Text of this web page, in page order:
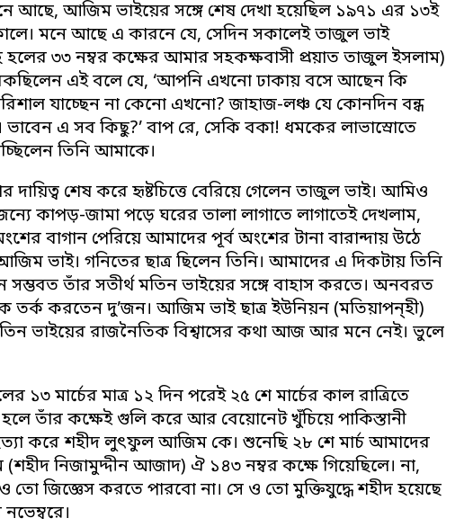
আছে, আজিম ভাইয়ের সঙ্গে শেষ দেখা হয়েছিল ১৯৭১ এর ১৩ই
মনে আছে এ কারনে যে, সেদিন সকালেই তাজুল ভাই
হলের ৩৩ নম্বর কক্ষের আমার সহকক্ষবাসী প্রয়াত তাজুল ইসলাম)
এই বলে যে, ‘আপনি এখনো ঢাকায় বসে আছেন কি
যাচ্ছেন না কেনো এখনো? জাহাজ-লঞ্চ যে কোনদিন বন্ধ
ভাবেন এ সব কিছু?’ বাপ রে, সেকি বকা! ধমকের লাভাস্রোতে
তিনি আমাকে।
দায়িত্ব শেষ করে হৃষ্টচিত্তে বেরিয়ে গেলেন তাজুল ভাই। আমিও
কাপড়-জামা পড়ে ঘরের তালা লাগাতে লাগাতেই দেখলাম,
বাগান পেরিয়ে আমাদের পূর্ব অংশের টানা বারান্দায় উঠে
ভাই। গনিতের ছাত্র ছিলেন তিনি। আমাদের এ দিকটায় তিনি
তাঁর সতীর্থ মতিন ভাইয়ের সঙ্গে বাহাস করতে। অনবরত
তর্ক করতেন দু’জন। আজিম ভাই ছাত্র ইউনিয়ন (মতিয়াপন্হী)
ভাইয়ের রাজনৈতিক বিশ্বাসের কথা আজ আর মনে নেই। ভুলে
১৩ মার্চের মাত্র ১২ দিন পরেই ২৫ শে মার্চের কাল রাত্রিতে
হলে তাঁর কক্ষেই গুলি করে আর বেয়োনেট খুঁচিয়ে পাকিস্তানী
করে শহীদ লুৎফুল আজিম কে। শুনেছি ২৮ শে মার্চ আমাদের
(শহীদ নিজামুদ্দীন আজাদ) ঐ ১৪৩ নম্বর কক্ষে গিয়েছিলে। না,
তো জিজ্ঞেস করতে পারবো না। সে ও তো মুক্তিযুদ্ধে শহীদ হয়েছে